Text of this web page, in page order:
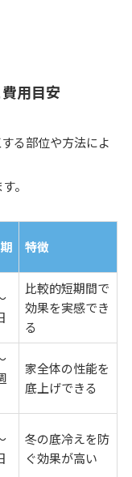
用目安
る部位や方法によ
。
特徴
比較的短期間で
効果を実感でき
る
家全体の性能を
底上げできる
冬の底冷えを防
ぐ効果が高い